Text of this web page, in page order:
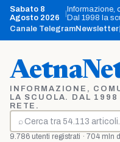
Vai
contenuto
Sabato 8
Agosto 2026
Informazione,
Dal 1998 la
Canale TelegramNewsletter
INFORMAZIONE,
LA SCUOLA. DAL
RETE.
⌕
Cerca
9.786 utenti registrati · 704 mln